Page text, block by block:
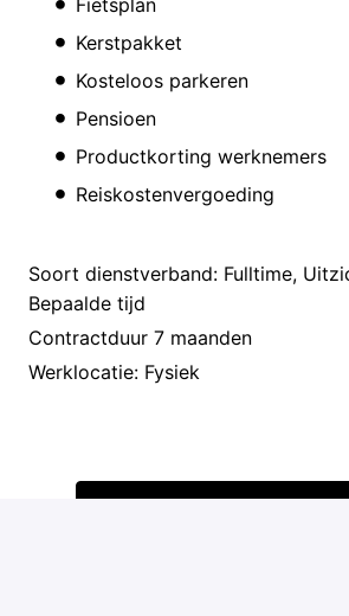
Kerstpakket
Kosteloos parkeren
Pensioen
Productkorting werknemers
Reiskostenvergoeding
Soort dienstverband: Fulltime,
Bepaalde tijd
Contractduur 7 maanden
Werklocatie: Fysiek